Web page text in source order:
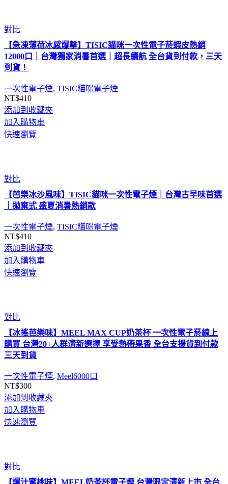
對比
【急凍薄荷冰感爆擊】TISIC貓咪一次性電子菸蝦皮熱銷
12000口｜台灣獨家消暑首選｜超長續航 全台貨到付款，三天
到貨！
一次性電子煙, TISIC貓咪電子煙
NT$410
添加到收藏夾
加入購物車
快速瀏覽
對比
【芭樂冰沙風味】TISIC貓咪一次性電子煙｜台灣古早味首選
｜拋棄式 盛夏消暑熱銷款
一次性電子煙, TISIC貓咪電子煙
NT$410
添加到收藏夾
加入購物車
快速瀏覽
對比
【冰搖芭樂味】MEEL MAX CUP奶茶杯 一次性電子菸線上
購買 台灣20+人群清新選擇 享受熱帶果香 全台支援貨到付款
三天到貨
一次性電子煙, Meel6000口
NT$300
添加到收藏夾
加入購物車
快速瀏覽
對比
【爆汁蜜桃味】MEEL奶茶杯電子煙 台灣限定清新上市 全台